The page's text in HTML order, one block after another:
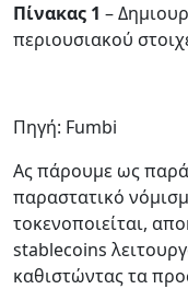
Πίνακας 1 –
περιουσιακού
Πηγή: Fumbi
Ας πάρουμε ως
παραστατικό
τοκενοποιείται,
stablecoins
καθιστώντας τα